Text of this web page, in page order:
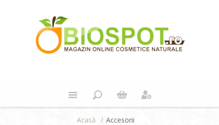
Acasă / Accesorii